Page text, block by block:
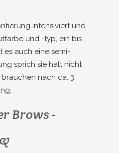
intensiviert und
und -typ, ein bis
es auch eine semi-
sprich sie hält nicht
brauchen nach ca. 3
Brows -